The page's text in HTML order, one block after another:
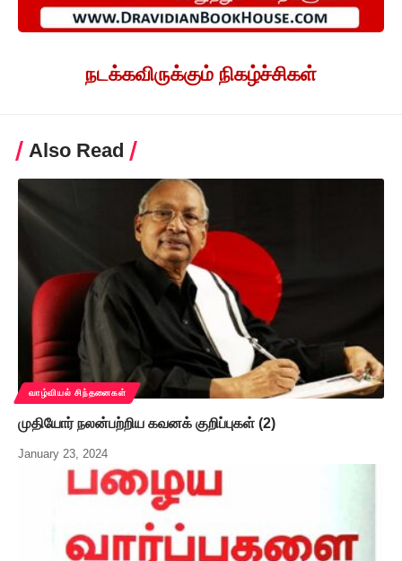
நடக்கவிருக்கும் நிகழ்ச்சிகள்
Also Read
வாழ்வியல் சிந்தனைகள்
முதியோர் நலன்பற்றிய கவனக் குறிப்புகள் (2)
January 23, 2024